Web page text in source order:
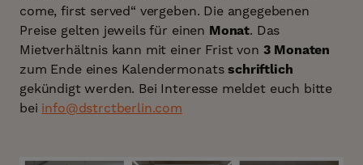
come, first served“ vergeben. Die angegebenen
Preise gelten jeweils für einen Monat. Das
Mietverhältnis kann mit einer Frist von 3 Monaten
zum Ende eines Kalendermonatsschriftlich
gekündigt werden. Bei Interesse meldet euch bitte
bei info@dstrctberlin.com